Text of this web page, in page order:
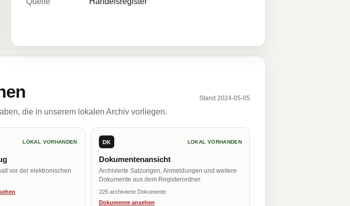
Stand 2024-05-05
die in unserem lokalen Archiv vorliegen.
LOKAL VORHANDEN
vor der elektronischen
DK LOKAL VORHANDEN
Dokumentenansicht
Archivierte Satzungen, Anmeldungen und weitere
Dokumente aus dem Registerordner.
225 archivierte Dokumente
Dokumente ansehen